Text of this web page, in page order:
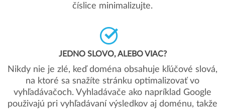
číslice minimalizujte.
JEDNO SLOVO, ALEBO VIAC?
Nikdy nie je zlé, keď doména obsahuje kľúčové slová,
na ktoré sa snažíte stránku optimalizovať vo
vyhľadávačoch. Vyhladávače ako napríklad Google
použivajú pri vyhľadávaní výsledkov aj doménu, takže